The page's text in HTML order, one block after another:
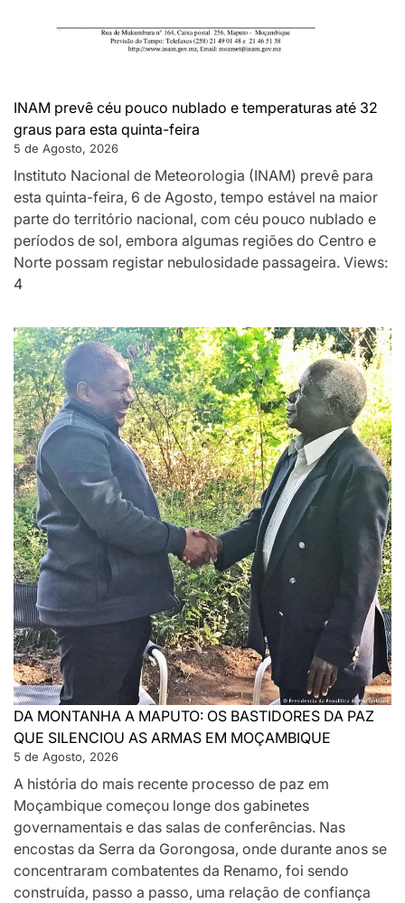
INAM prevê céu pouco nublado e temperaturas até 32
graus para esta quinta-feira
5 de Agosto, 2026
Instituto Nacional de Meteorologia (INAM) prevê para
esta quinta-feira, 6 de Agosto, tempo estável na maior
parte do território nacional, com céu pouco nublado e
períodos de sol, embora algumas regiões do Centro e
Norte possam registar nebulosidade passageira. Views:
4
DA MONTANHA A MAPUTO: OS BASTIDORES DA PAZ
QUE SILENCIOU AS ARMAS EM MOÇAMBIQUE
5 de Agosto, 2026
A história do mais recente processo de paz em
Moçambique começou longe dos gabinetes
governamentais e das salas de conferências. Nas
encostas da Serra da Gorongosa, onde durante anos se
concentraram combatentes da Renamo, foi sendo
construída, passo a passo, uma relação de confiança